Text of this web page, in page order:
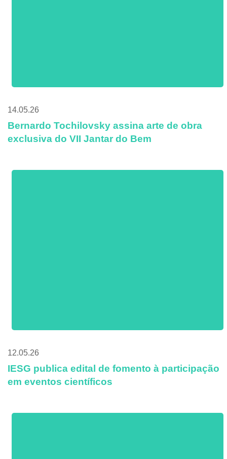
14.05.26
Bernardo Tochilovsky assina arte de obra
exclusiva do VII Jantar do Bem
12.05.26
IESG publica edital de fomento à participação
em eventos científicos